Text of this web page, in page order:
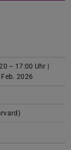
– 17:00 Uhr |
2026